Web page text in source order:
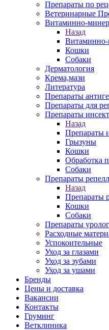
Препараты по
Ветеринарные
Витаминно-
Назад
Витаминно-
Кошки
Собаки
Дерматология
Крема,мази
Литература
Препараты
Препараты для
Препараты
Назад
Препараты
Грызуны
Кошки
Обработка
Собаки
Препараты
Назад
Препараты
Кошки
Собаки
Препараты
Расходные
Успокоительные
Уход за глазами
Уход за зубами
Уход за ушами
Бренды
Цены и доставка
Вакансии
Контакты
Груминг
Ветклиника